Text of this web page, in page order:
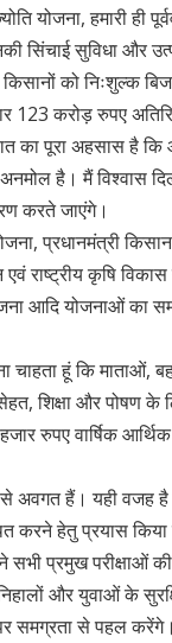
योजना, हमारी ही
सिंचाई सुविधा और
किसानों को निःशुल्क
123 करोड़ रुपए
का पूरा अहसास है
है। मैं विश्वास
करते जाएंगे।
प्रधानमंत्री
एवं राष्ट्रीय कृषि
आदि योजनाओं का
हूं कि माताओं,
शिक्षा और पोषण के
रुपए वार्षिक
से अवगत हैं। यही वजह
करने हेतु प्रयास
सभी प्रमुख परीक्षाओं
और युवाओं के
समग्रता से पहल करेंगे।